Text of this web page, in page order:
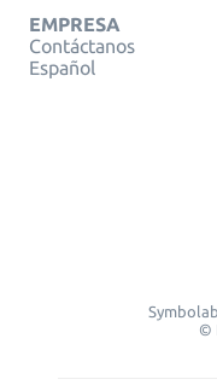
EMPRESA
Contáctanos
Español
©